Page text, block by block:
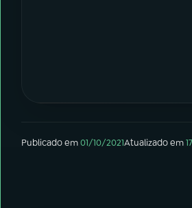
Publicado em01/10/2021Atualizado em